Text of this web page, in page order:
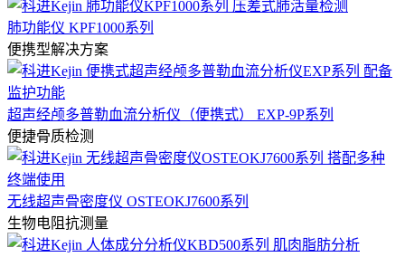
肺功能仪 KPF1000系列
便携型解决方案
超声经颅多普勒血流分析仪（便携式） EXP-9P系列
便捷骨质检测
无线超声骨密度仪 OSTEOKJ7600系列
生物电阻抗测量